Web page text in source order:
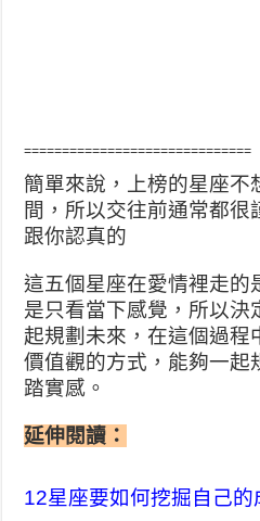
==============================
簡單來說，上榜的星座不
間，所以交往前通常都很
跟你認真的
這五個星座在愛情裡走的
是只看當下感覺，所以決
起規劃未來，在這個過程
價值觀的方式，能夠一起
踏實感。
延伸閱讀：
12星座要如何挖掘自己的